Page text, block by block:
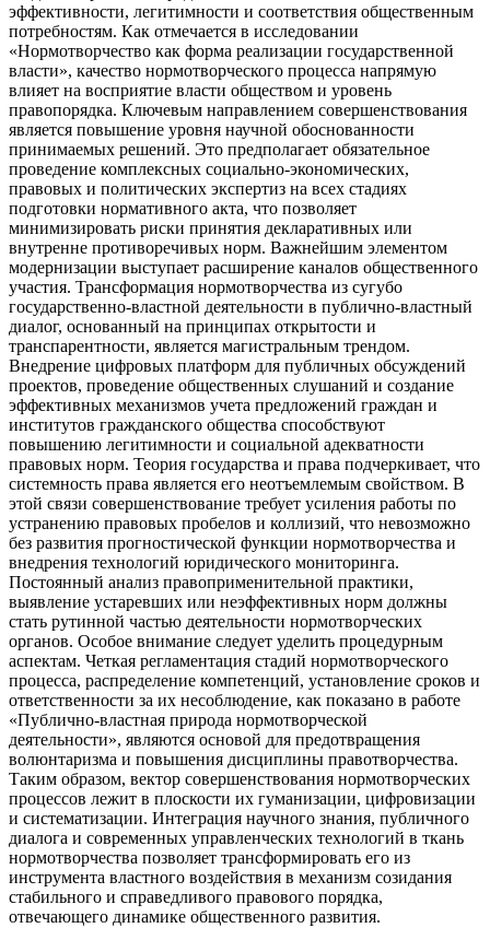
эффективности, легитимности и соответствия общественным
потребностям. Как отмечается в исследовании
«Нормотворчество как форма реализации государственной
власти», качество нормотворческого процесса напрямую
влияет на восприятие власти обществом и уровень
правопорядка. Ключевым направлением совершенствования
является повышение уровня научной обоснованности
принимаемых решений. Это предполагает обязательное
проведение комплексных социально-экономических,
правовых и политических экспертиз на всех стадиях
подготовки нормативного акта, что позволяет
минимизировать риски принятия декларативных или
внутренне противоречивых норм. Важнейшим элементом
модернизации выступает расширение каналов общественного
участия. Трансформация нормотворчества из сугубо
государственно-властной деятельности в публично-властный
диалог, основанный на принципах открытости и
транспарентности, является магистральным трендом.
Внедрение цифровых платформ для публичных обсуждений
проектов, проведение общественных слушаний и создание
эффективных механизмов учета предложений граждан и
институтов гражданского общества способствуют
повышению легитимности и социальной адекватности
правовых норм. Теория государства и права подчеркивает, что
системность права является его неотъемлемым свойством. В
этой связи совершенствование требует усиления работы по
устранению правовых пробелов и коллизий, что невозможно
без развития прогностической функции нормотворчества и
внедрения технологий юридического мониторинга.
Постоянный анализ правоприменительной практики,
выявление устаревших или неэффективных норм должны
стать рутинной частью деятельности нормотворческих
органов. Особое внимание следует уделить процедурным
аспектам. Четкая регламентация стадий нормотворческого
процесса, распределение компетенций, установление сроков и
ответственности за их несоблюдение, как показано в работе
«Публично-властная природа нормотворческой
деятельности», являются основой для предотвращения
волюнтаризма и повышения дисциплины правотворчества.
Таким образом, вектор совершенствования нормотворческих
процессов лежит в плоскости их гуманизации, цифровизации
и систематизации. Интеграция научного знания, публичного
диалога и современных управленческих технологий в ткань
нормотворчества позволяет трансформировать его из
инструмента властного воздействия в механизм созидания
стабильного и справедливого правового порядка,
отвечающего динамике общественного развития.